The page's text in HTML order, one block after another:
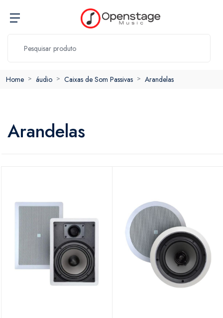
Home áudio Caixas de Som Passivas Arandelas
Arandelas